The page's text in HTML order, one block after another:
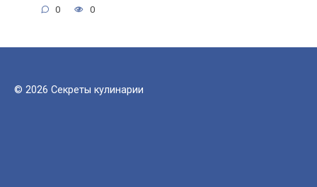
0 0
© 2026 Секреты кулинарии